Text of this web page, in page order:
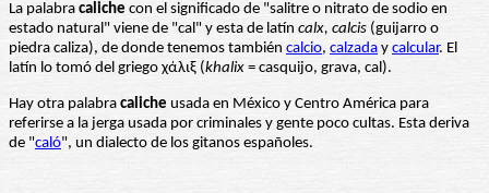
La palabra caliche con el significado de "salitre o nitrato de sodio en
estado natural" viene de "cal" y esta de latín calx, calcis (guijarro o
piedra caliza), de donde tenemos también calcio, calzada y calcular. El
latín lo tomó del griego χάλιξ (khalix = casquijo, grava, cal).
Hay otra palabra caliche usada en México y Centro América para
referirse a la jerga usada por criminales y gente poco cultas. Esta deriva
de "caló", un dialecto de los gitanos españoles.